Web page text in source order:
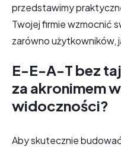
przedstawimy
Twojej firmie wzmocnić
zarówno użytkowników,
E-E-A-T bez
za akronimem
widoczności?
Aby skutecznie